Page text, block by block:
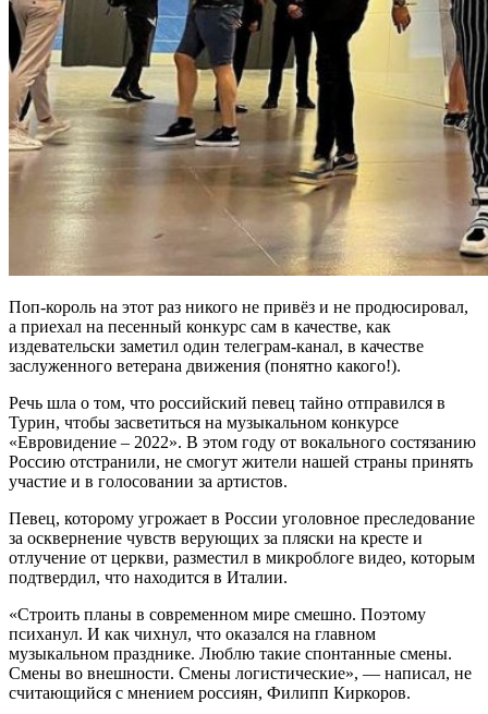
Поп-король на этот раз никого не привёз и не продюсировал,
а приехал на песенный конкурс сам в качестве, как
издевательски заметил один телеграм-канал, в качестве
заслуженного ветерана движения (понятно какого!).
Речь шла о том, что российский певец тайно отправился в
Турин, чтобы засветиться на музыкальном конкурсе
«Евровидение – 2022». В этом году от вокального состязанию
Россию отстранили, не смогут жители нашей страны принять
участие и в голосовании за артистов.
Певец, которому угрожает в России уголовное преследование
за осквернение чувств верующих за пляски на кресте и
отлучение от церкви, разместил в микроблоге видео, которым
подтвердил, что находится в Италии.
«Строить планы в современном мире смешно. Поэтому
психанул. И как чихнул, что оказался на главном
музыкальном празднике. Люблю такие спонтанные смены.
Смены во внешности. Смены логистические», — написал, не
считающийся с мнением россиян, Филипп Киркоров.